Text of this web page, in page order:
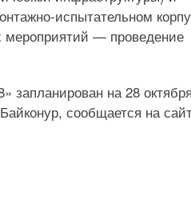
испытательном
— проведение
запланирован на 28
сообщается на